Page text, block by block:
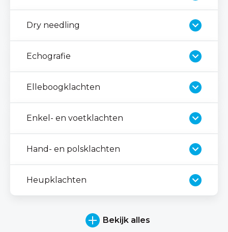
Dry needling
Echografie
Elleboogklachten
Enkel- en voetklachten
Hand- en polsklachten
Heupklachten
Bekijk alles